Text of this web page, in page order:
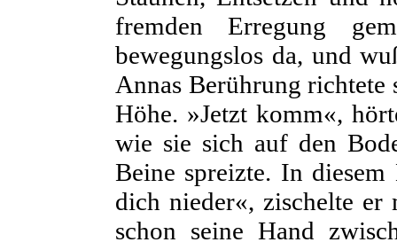
fremden Erregung
bewegungslos da, und
Annas Berührung
Höhe. »Jetzt komm«,
wie sie sich auf den
Beine spreizte. In
dich nieder«, zischelte
schon seine Hand